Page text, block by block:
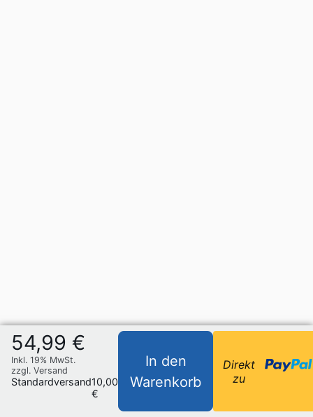
54,99 €
Inkl. 19% MwSt.
zzgl. Versand
Standardversand10,00
€
In den
Warenkorb
Direkt
zu